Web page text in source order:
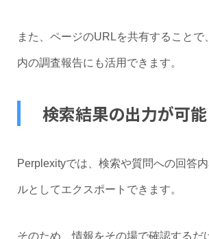
また、ページのURLを共有することで
内の調査報告にも活用できます。
検索結果の出力が可能
Perplexityでは、検索や質問への回答
ルとしてエクスポートできます。
そのため、情報をその場で確認するだ